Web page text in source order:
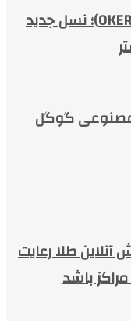
معرفی کرکره فولادی اوکر (OKER)؛ نسل جدید
گوگل
آنلاین طلا رعایت
باشد